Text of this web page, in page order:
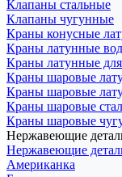
Клапаны стальные
Клапаны чугунные
Краны конусные
Краны латунные
Краны латунные
Краны шаровые
Краны шаровые
Краны шаровые
Краны шаровые
Нержавеющие
Нержавеющие
Американка